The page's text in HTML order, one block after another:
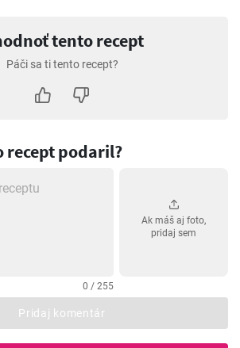
tento recept
Páči sa ti tento recept?
recept podaril?
0 / 255
Ak máš aj foto,
pridaj sem
Pridaj komentár